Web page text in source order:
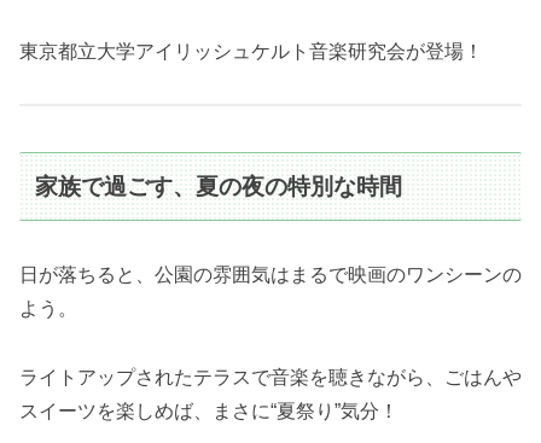
東京都立大学アイリッシュケルト音楽研究会が登場！
家族で過ごす、夏の夜の特別な時間
日が落ちると、公園の雰囲気はまるで映画のワンシーンの
よう。
ライトアップされたテラスで音楽を聴きながら、ごはんや
スイーツを楽しめば、まさに“夏祭り”気分！